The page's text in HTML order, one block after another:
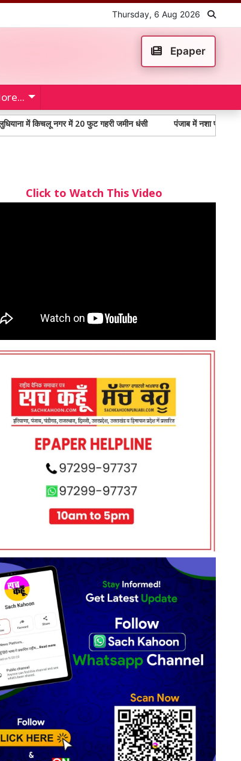
Thursday, 6 Aug 2026
Epaper
में किचलू नगर में 20 फुट गहरी जमीन धंसी पंजाब में नशा पीड़ितों में 65%
Click to Watch This Video